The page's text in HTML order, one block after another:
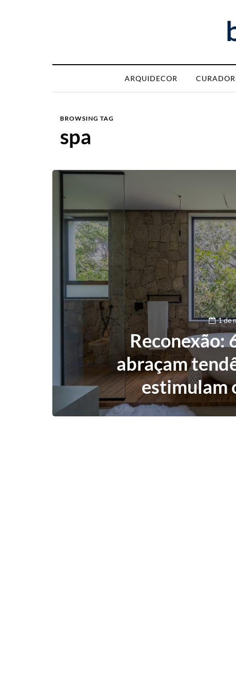
ARQUIDECOR
BROWSING TAG
spa
1 de
Reconexão:
abraçam
estimulam